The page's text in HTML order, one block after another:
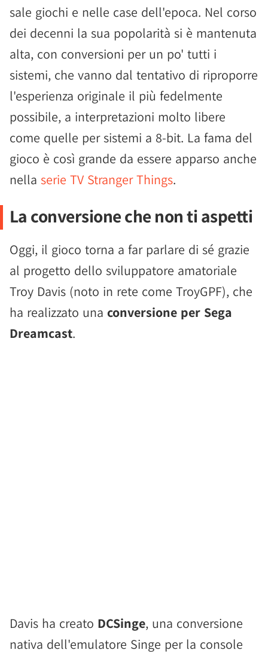
sale giochi e nelle case dell'epoca. Nel corso
dei decenni la sua popolarità si è mantenuta
alta, con conversioni per un po' tutti i
sistemi, che vanno dal tentativo di riproporre
l'esperienza originale il più fedelmente
possibile, a interpretazioni molto libere
come quelle per sistemi a 8-bit. La fama del
gioco è così grande da essere apparso anche
nella serie TV Stranger Things.
La conversione che non ti aspetti
Oggi, il gioco torna a far parlare di sé grazie
al progetto dello sviluppatore amatoriale
Troy Davis (noto in rete come TroyGPF), che
ha realizzato una conversione per Sega
Dreamcast.
Davis ha creato DCSinge, una conversione
nativa dell'emulatore Singe per la console